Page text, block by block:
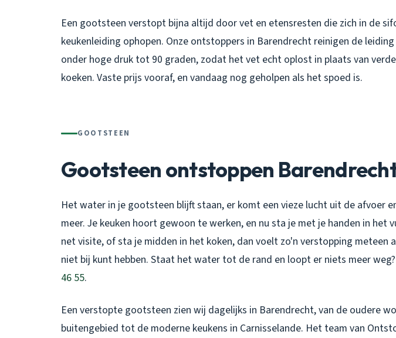
Een gootsteen verstopt bijna altijd door vet en etensresten die zich in de
keukenleiding ophopen. Onze ontstoppers in Barendrecht reinigen de
onder hoge druk tot 90 graden, zodat het vet echt oplost in plaats van
koeken. Vaste prijs vooraf, en vandaag nog geholpen als het spoed is.
GOOTSTEEN
Gootsteen ontstoppen
Het water in je gootsteen blijft staan, er komt een vieze lucht uit de afvoer
meer. Je keuken hoort gewoon te werken, en nu sta je met je handen in het
net visite, of sta je midden in het koken, dan voelt zo'n verstopping meteen
niet bij kunt hebben. Staat het water tot de rand en loopt er niets meer
46 55.
Een verstopte gootsteen zien wij dagelijks in Barendrecht, van de oudere
buitengebied tot de moderne keukens in Carnisselande. Het team van